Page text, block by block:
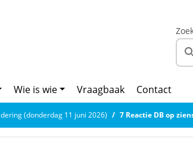
Wie is wie Vraagbaak Contact
(donderdag 11 juni 2026) 7 Reactie DB op